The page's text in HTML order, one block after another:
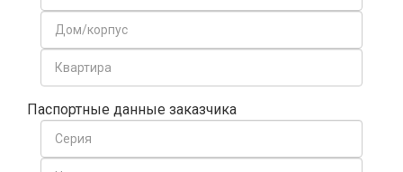
Паспортные данные заказчика